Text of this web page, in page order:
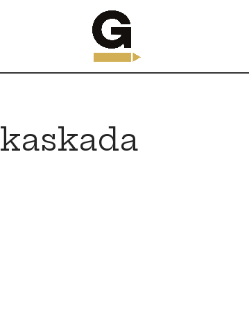
kaskada